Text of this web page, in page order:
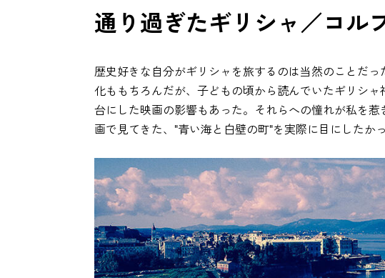
通り過ぎたギリシャ／コル
歴史好きな自分がギリシャを旅するのは当然のことだ
化ももちろんだが、子どもの頃から読んでいたギリシ
台にした映画の影響もあった。それらへの憧れが私を
画で見てきた、"青い海と白壁の町"を実際に目にしたか